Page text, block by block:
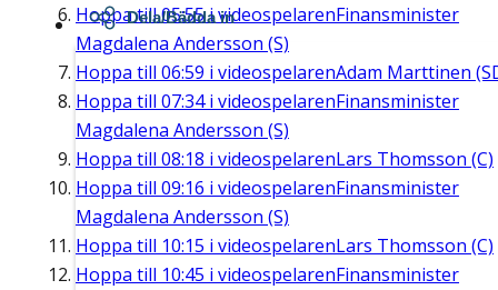
Hoppa till05:55i videospelarenFinansminister
Magdalena Andersson (S)
Hoppa till 06:59 i videospelarenAdam Marttinen
Hoppa till 07:34i videospelarenFinansminister
Magdalena Andersson (S)
Hoppa till 08:18 i videospelarenLars Thomsson (C)
Hoppa till 09:16 i videospelarenFinansminister
Magdalena Andersson (S)
Hoppa till 10:15 i videospelarenLars Thomsson (C)
Hoppa till 10:45 i videospelarenFinansminister
Dela/Bädda in